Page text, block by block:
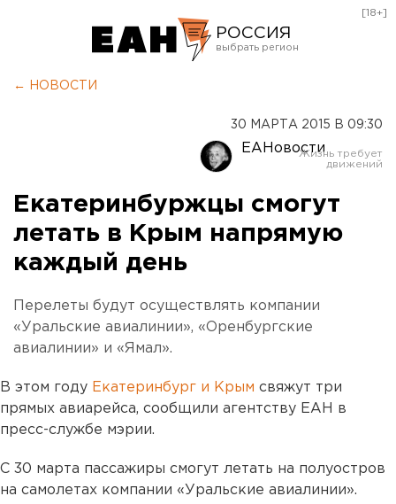
РОССИЯ
Оренбург
[18+]
← НОВОСТИ
30 МАРТА 2015 В 09:30
ЕАНовости
Екатеринбуржцы смогут
летать в Крым напрямую
каждый день
Перелеты будут осуществлять компании
«Уральские авиалинии», «Оренбургские
авиалинии» и «Ямал».
В этом году Екатеринбург и Крым свяжут три
прямых авиарейса, сообщили агентству ЕАН в
пресс-службе мэрии.
С 30 марта пассажиры смогут летать на полуостров
на самолетах компании «Уральские авиалинии».